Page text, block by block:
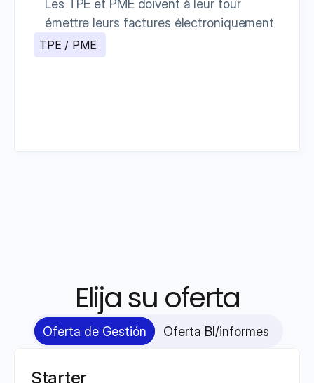
Les TPE et PME doivent à leur tour
émettre leurs factures électroniquement
TPE / PME
Elija su oferta
Oferta de Gestión Oferta BI/informes
Starter